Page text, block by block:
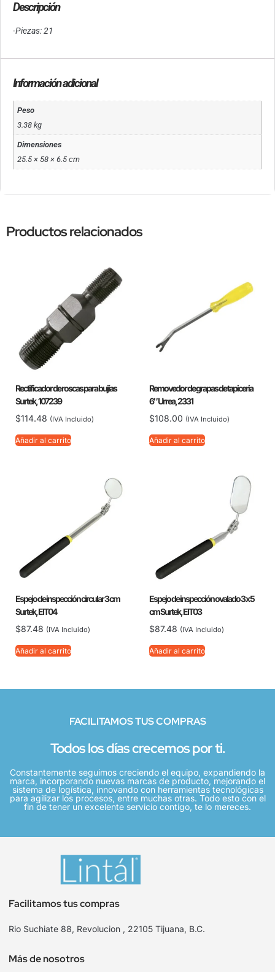
Descripción
-Piezas: 21
Información adicional
Peso
3.38 kg
Dimensiones
25.5 × 58 × 6.5 cm
Productos relacionados
Rectificador de roscas para bujías
Surtek, 107239
$114.48 (IVA Incluido)
Añadir al carrito
Removedor de grapas de tapiceria
6″ Urrea, 2331
$108.00 (IVA Incluido)
Añadir al carrito
Espejo de inspección circular 3 cm
Surtek, EIT04
$87.48 (IVA Incluido)
Añadir al carrito
Espejo de inspección ovalado 3 x 5
cm Surtek, EIT03
$87.48 (IVA Incluido)
Añadir al carrito
FACILITAMOS TUS COMPRAS
Todos los días crecemos por ti.
Constantemente seguimos creciendo el equipo, expandiendo la
marca, incorporando nuevas marcas de producto, mejorando el
sistema de logística, innovando con herramientas tecnológicas
para agilizar los procesos, entre muchas otras. Todo esto con el
fin de tener un excelente servicio contigo, te lo mereces.
Facilitamos tus compras
Rio Suchiate 88, Revolucion , 22105 Tijuana, B.C.
Más de nosotros